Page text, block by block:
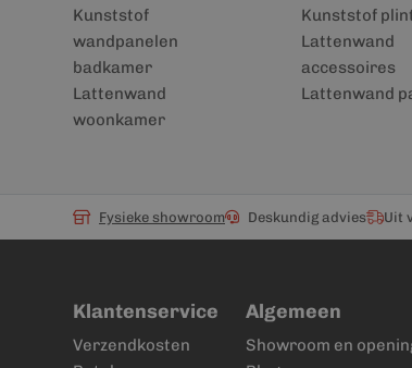
Kunststof
wandpanelen
badkamer
Lattenwand
woonkamer
Kunststof
Lattenwand
accessoires
Lattenwand
Fysieke showroom Deskundig advies Uit
Klantenservice
Verzendkosten
Algemeen
Showroom en